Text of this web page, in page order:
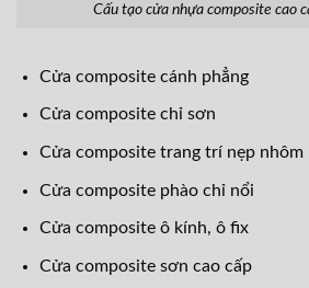
Cấu tạo cửa nhựa composite cao
Cửa composite cánh phẳng
Cửa composite chỉ sơn
Cửa composite trang trí nẹp nhôm
Cửa composite phào chỉ nổi
Cửa composite ô kính, ô fix
Cửa composite sơn cao cấp